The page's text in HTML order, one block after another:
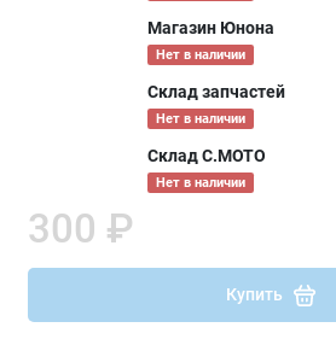
Магазин Юнона
Нет в наличии
Склад запчастей
Нет в наличии
Склад С.МОТО
Нет в наличии
300 ₽
Купить